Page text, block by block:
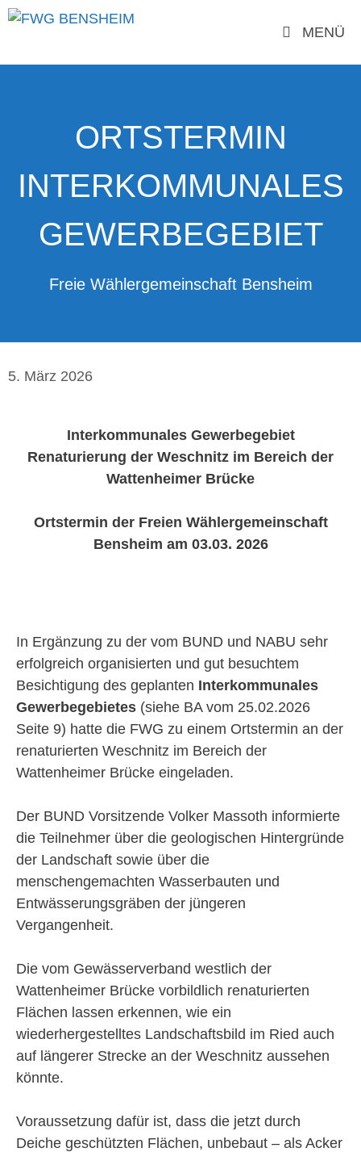
MENÜ
ORTSTERMIN
INTERKOMMUNALES
GEWERBEGEBIET
Freie Wählergemeinschaft Bensheim
5. März 2026
Interkommunales Gewerbegebiet
Renaturierung der Weschnitz im Bereich der
Wattenheimer Brücke
Ortstermin der Freien Wählergemeinschaft
Bensheim am 03.03. 2026
In Ergänzung zu der vom BUND und NABU sehr
erfolgreich organisierten und gut besuchtem
Besichtigung des geplanten Interkommunales
Gewerbegebietes (siehe BA vom 25.02.2026
Seite 9) hatte die FWG zu einem Ortstermin an der
renaturierten Weschnitz im Bereich der
Wattenheimer Brücke eingeladen.
Der BUND Vorsitzende Volker Massoth informierte
die Teilnehmer über die geologischen Hintergründe
der Landschaft sowie über die
menschengemachten Wasserbauten und
Entwässerungsgräben der jüngeren
Vergangenheit.
Die vom Gewässerverband westlich der
Wattenheimer Brücke vorbildlich renaturierten
Flächen lassen erkennen, wie ein
wiederhergestelltes Landschaftsbild im Ried auch
auf längerer Strecke an der Weschnitz aussehen
könnte.
Voraussetzung dafür ist, dass die jetzt durch
Deiche geschützten Flächen, unbebaut – als Acker